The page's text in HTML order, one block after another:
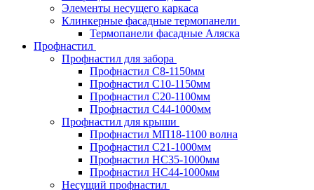
Элементы несущего каркаса
Клинкерные фасадные термопанели
Термопанели фасадные Аляска
Профнастил
Профнастил для забора
Профнастил С8-1150мм
Профнастил С10-1150мм
Профнастил С20-1100мм
Профнастил С44-1000мм
Профнастил для крыши
Профнастил МП18-1100 волна
Профнастил С21-1000мм
Профнастил HC35-1000мм
Профнастил НС44-1000мм
Несущий профнастил